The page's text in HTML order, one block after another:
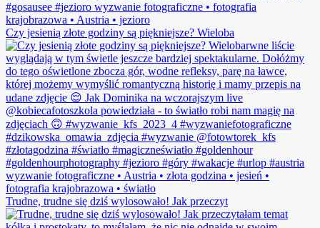
Czy jesienią złote godziny są piękniejsze? Wieloba
Trudne, trudne się dziś wylosowało! Jak przeczyt